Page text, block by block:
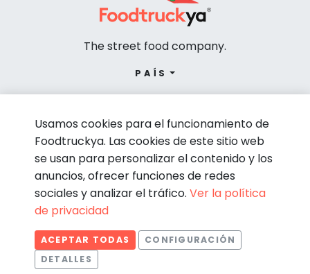
The street food company.
PAÍS
© Foodtruckya 2026
Condiciones de contratación Política de privacidad
Aviso legal
Usamos cookies para el funcionamiento de
Foodtruckya. Las cookies de este sitio web
se usan para personalizar el contenido y los
anuncios, ofrecer funciones de redes
sociales y analizar el tráfico. Ver la política
de privacidad
ACEPTAR TODAS
CONFIGURACIÓN
DETALLES